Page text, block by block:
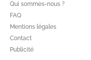
Qui sommes-nous ?
FAQ
Mentions légales
Contact
Publicité